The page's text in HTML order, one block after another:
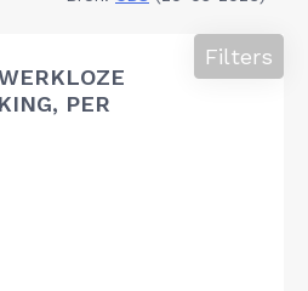
PER
Filters